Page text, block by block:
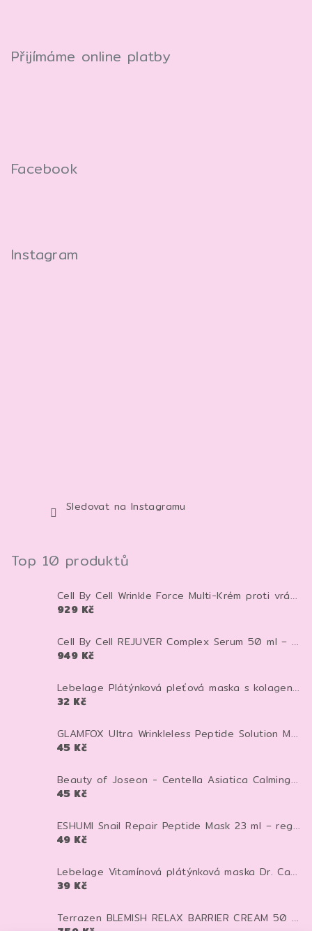
Přijímáme online platby
Facebook
Instagram
Sledovat na Instagramu
Top 10 produktů
Cell By Cell Wrinkle Force Multi-Krém proti vráskám 100 ml – anti-age krém pro zpevnění a hydrataci pleti
929 Kč
Cell By Cell REJUVER Complex Serum 50 ml – anti-age sérum pro zpevnění a regeneraci pleti
949 Kč
Lebelage Plátýnková pleťová maska s kolagenem Dr. Capsule Collagen Mask Pack 28 ml 1 ks
32 Kč
GLAMFOX Ultra Wrinkleless Peptide Solution Mask 25 g – peptidová pleťová maska pro vyhlazení, hydrataci a pevnější vzhled pleti
45 Kč
Beauty of Joseon - Centella Asiatica Calming Mask - Zklidňující textilní maska - 25 ml
45 Kč
ESHUMI Snail Repair Peptide Mask 23 ml – regenerační plátýnková maska se šnečím mucinem a peptidy pro hydrataci a pevnější pleť
49 Kč
Lebelage Vitamínová plátýnková maska Dr. Capsule Vitamin Mask Pack 25 ml
39 Kč
Terrazen BLEMISH RELAX BARRIER CREAM 50 ml - pečující krém proti zarudnutí, kuperóze a rosacee